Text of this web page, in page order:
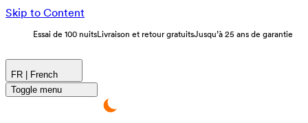
Skip to Content
Essai de 100 nuitsLivraison et retour gratuitsJusqu’à 25 ans de garantie
FR | French
Toggle menu